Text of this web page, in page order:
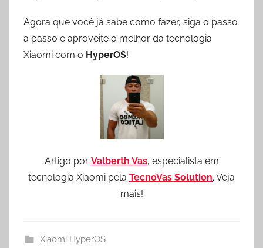
Agora que você já sabe como fazer, siga o passo
a passo e aproveite o melhor da tecnologia
Xiaomi com o HyperOS!
Artigo por Valberth Vas, especialista em
tecnologia Xiaomi pela TecnoVas Solution. Veja
mais!
Xiaomi HyperOS